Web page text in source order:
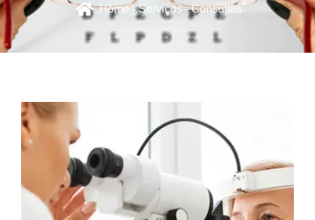
Home - Serviços - Consultas